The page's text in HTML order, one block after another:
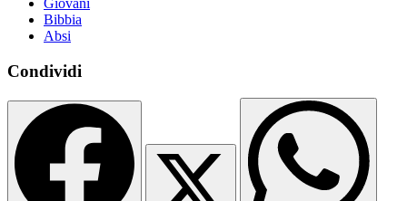
Bibbia
Absi
Condividi